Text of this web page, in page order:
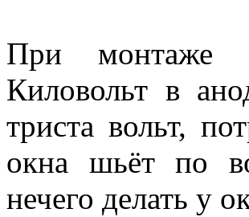
При монтаже
Киловольт в
триста вольт,
окна шьёт по
нечего делать у